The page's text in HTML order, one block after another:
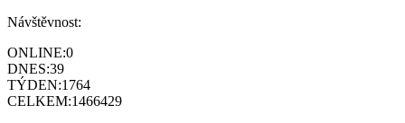
Návštěvnost:
ONLINE:0
DNES:39
TÝDEN:1764
CELKEM:1466429